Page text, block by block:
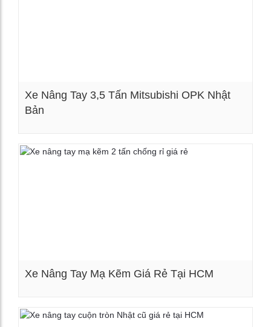
Xe Nâng Tay 3,5 Tấn Mitsubishi OPK Nhật
Bản
Xe Nâng Tay Mạ Kẽm Giá Rẻ Tại HCM